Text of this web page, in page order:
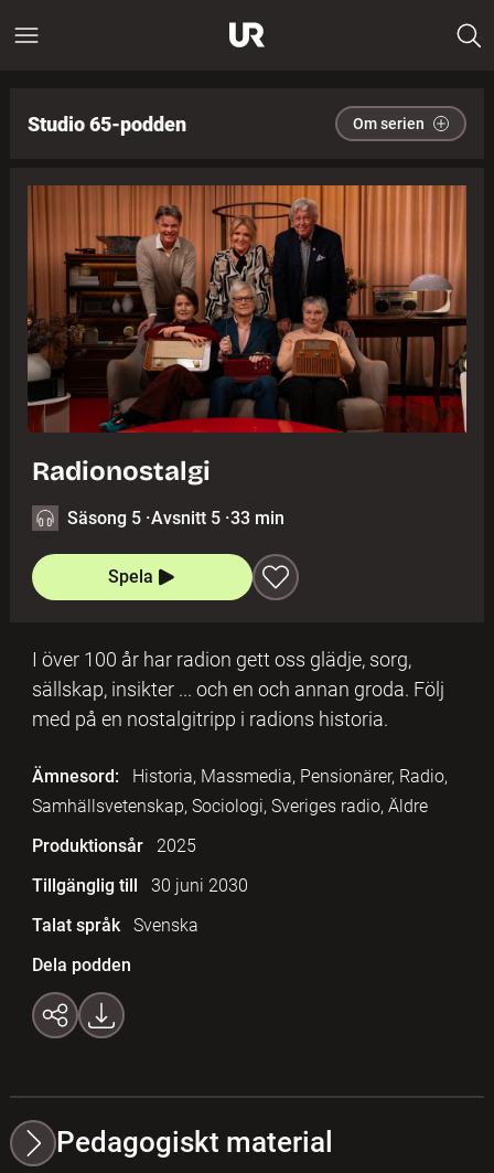
Studio 65-podden Om serien
Radionostalgi
Säsong 5 ·Avsnitt 5 ·33 min
Spela
I över 100 år har radion gett oss glädje, sorg,
sällskap, insikter ... och en och annan groda. Följ
med på en nostalgitripp i radions historia.
Ämnesord:
Historia, Massmedia, Pensionärer, Radio,
Samhällsvetenskap, Sociologi, Sveriges radio, Äldre
Produktionsår
2025
Tillgänglig till
30 juni 2030
Talat språk
Svenska
Dela podden
Pedagogiskt material